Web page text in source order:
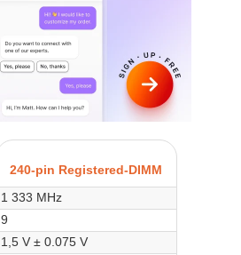
240-pin Registered-DIMM
1 333 MHz
9
1,5 V ± 0.075 V